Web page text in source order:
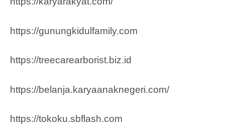
https://gunungkidulfamily.com
https://treecarearborist.biz.id
https://belanja.karyaanaknegeri.com/
https://tokoku.sbflash.com